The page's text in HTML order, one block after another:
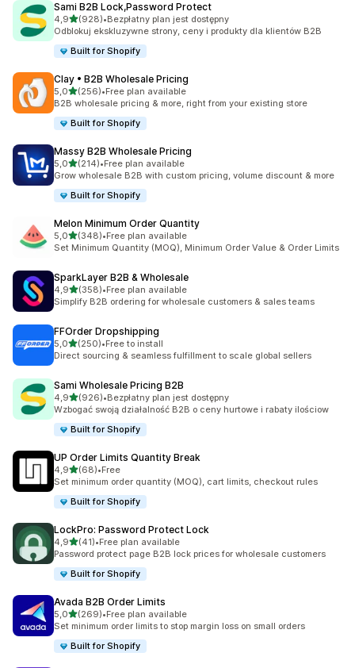
Sami B2B Lock,Password Protect
4,9na 5 gwiazdek
(928)
Łączna liczba recenzji: 928
•Bezpłatny plan jest dostępny
Odblokuj ekskluzywne strony, ceny i produkty dla klientów B2B
Built for Shopify
Clay • B2B Wholesale Pricing
5,0na 5 gwiazdek
(256)
Łączna liczba recenzji: 256
•Free plan available
B2B wholesale pricing & more, right from your existing store
Built for Shopify
Massy B2B Wholesale Pricing
5,0na 5 gwiazdek
(214)
Łączna liczba recenzji: 214
•Free plan available
Grow wholesale B2B with custom pricing, volume discount & more
Built for Shopify
Melon Minimum Order Quantity
5,0na 5 gwiazdek
(348)
Łączna liczba recenzji: 348
•Free plan available
Set Minimum Quantity (MOQ), Minimum Order Value & Order Limits
SparkLayer B2B & Wholesale
4,9na 5 gwiazdek
(358)
Łączna liczba recenzji: 358
•Free plan available
Simplify B2B ordering for wholesale customers & sales teams
FFOrder Dropshipping
5,0na 5 gwiazdek
(250)
Łączna liczba recenzji: 250
•Free to install
Direct sourcing & seamless fulfillment to scale global sellers
Sami Wholesale Pricing B2B
4,9na 5 gwiazdek
(926)
Łączna liczba recenzji: 926
•Bezpłatny plan jest dostępny
Wzbogać swoją działalność B2B o ceny hurtowe i rabaty ilościow
Built for Shopify
UP Order Limits Quantity Break
4,9na 5 gwiazdek
(68)
Łączna liczba recenzji: 68
•Free
Set minimum order quantity (MOQ), cart limits, checkout rules
Built for Shopify
LockPro: Password Protect Lock
4,9na 5 gwiazdek
(41)
Łączna liczba recenzji: 41
•Free plan available
Password protect page B2B lock prices for wholesale customers
Built for Shopify
Avada B2B Order Limits
5,0na 5 gwiazdek
(269)
Łączna liczba recenzji: 269
•Free plan available
Set minimum order limits to stop margin loss on small orders
Built for Shopify